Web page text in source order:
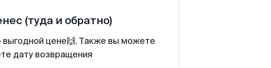
(туда и обратно)
выгодной цене🙌. Также вы можете
дату возвращения